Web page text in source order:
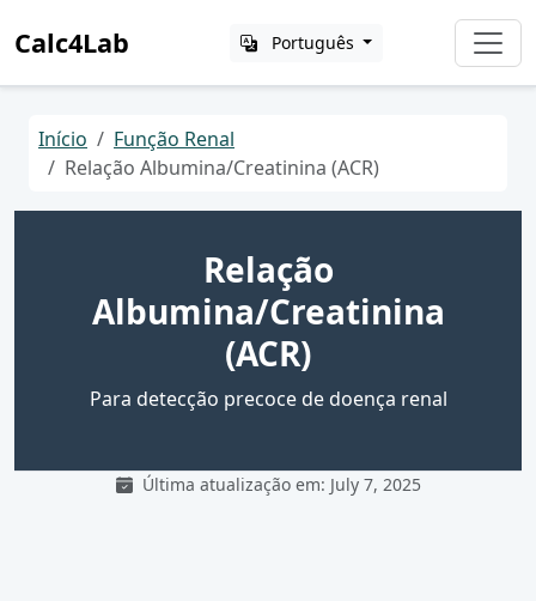
Calc4Lab Português
Início
Função Renal
Relação Albumina/Creatinina (ACR)
Relação
Albumina/Creatinina
(ACR)
Para detecção precoce de doença renal
Última atualização em: July 7, 2025